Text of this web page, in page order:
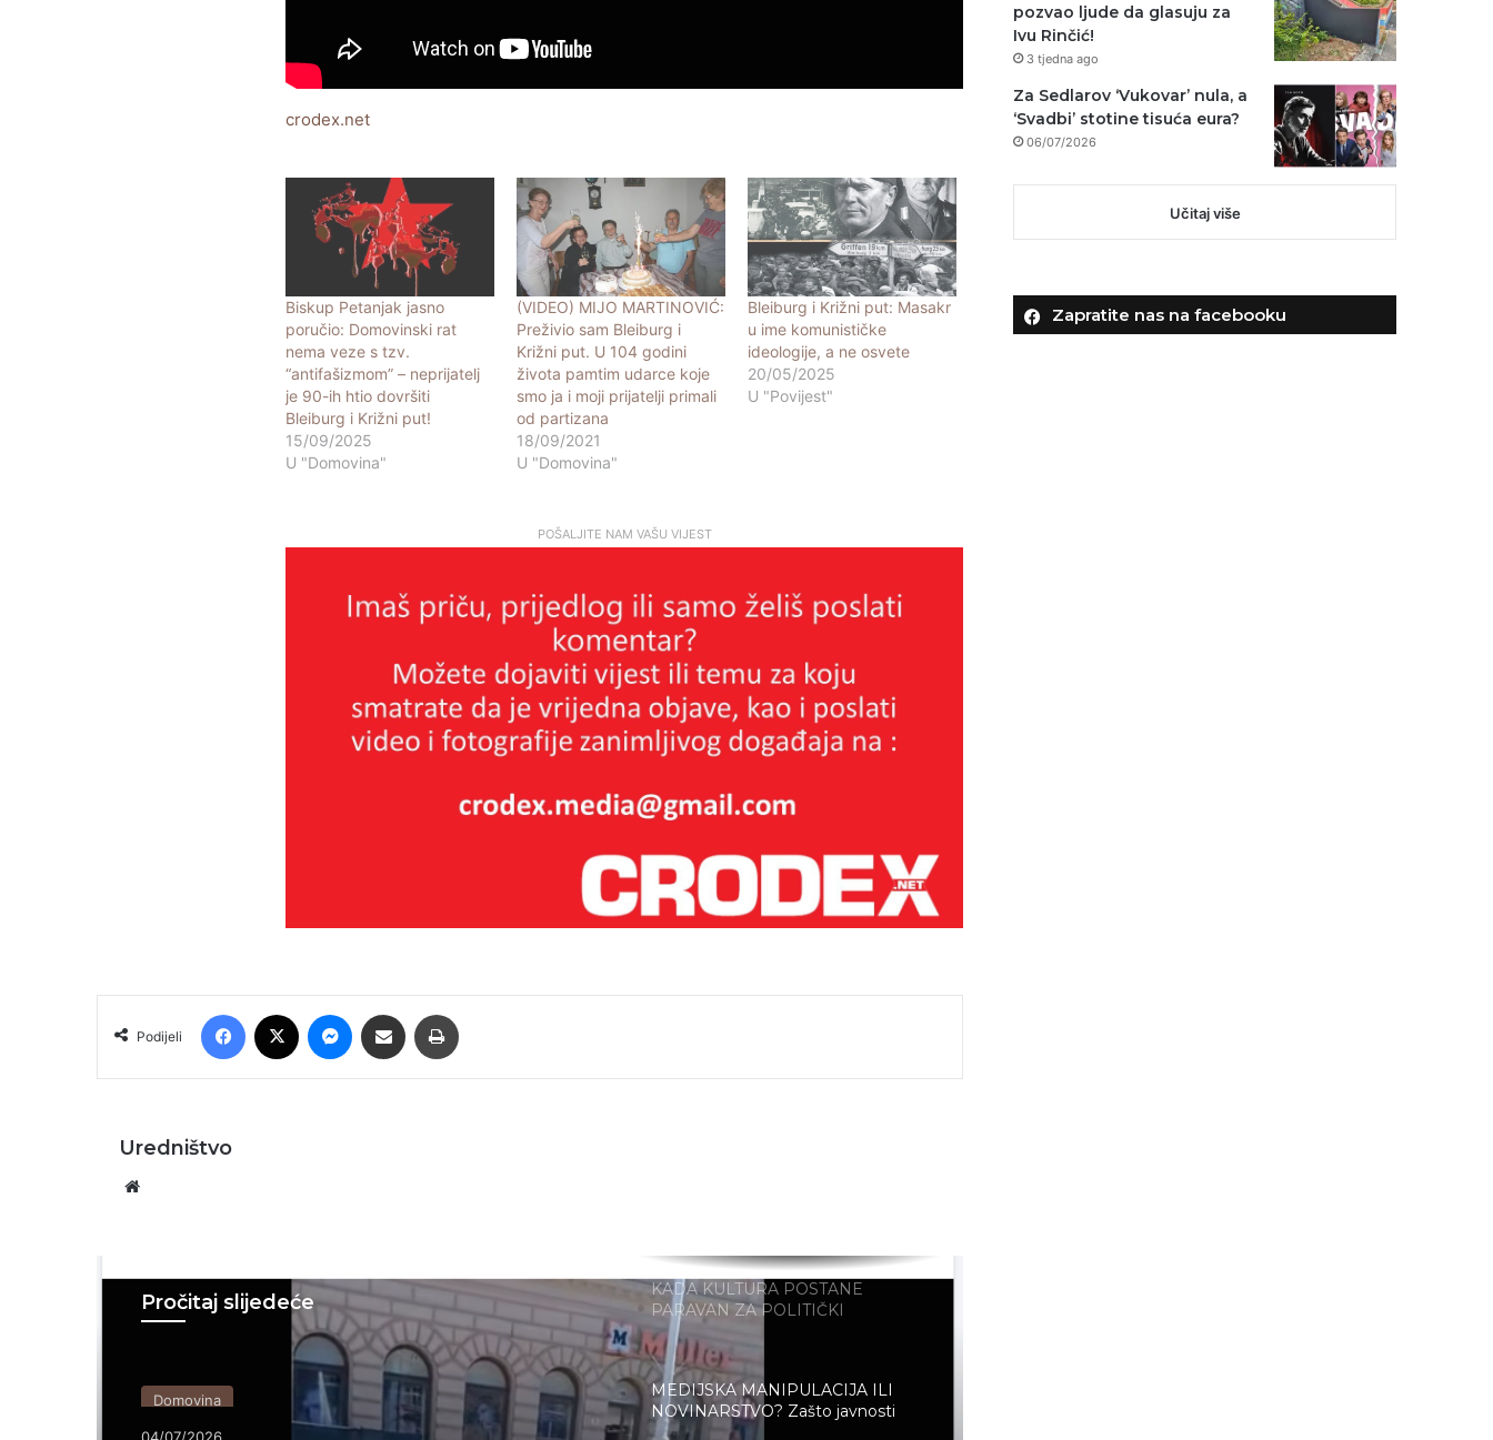
crodex.net
Biskup Petanjak jasno
poručio: Domovinski rat
nema veze s tzv.
“antifašizmom” – neprijatelj
je 90-ih htio dovršiti
Bleiburg i Križni put!
15/09/2025
U "Domovina"
(VIDEO) MIJO MARTINOVIĆ:
Preživio sam Bleiburg i
Križni put. U 104 godini
života pamtim udarce koje
smo ja i moji prijatelji primali
od partizana
18/09/2021
U "Domovina"
Bleiburg i Križni put: Masakr
u ime komunističke
ideologije, a ne osvete
20/05/2025
U "Povijest"
POŠALJITE NAM VAŠU VIJEST
Podijeli
Facebook Messenger
Podijeli putem E-maila
Uredništvo
Pročitaj slijedeće
Domovina
04/07/2026
Brutalan govor Troskota koji je
istinom pokosio HDZ-ovce i ljevicu
za sva vremena
LAŽNI JUBILEJ
Egipćanina otvara ozbiljna pitanja o
Grmoja nakon vala prijetnji od
bošnjačkih nacionalista: Ne mrzim
vas, ali ovakva politika vodi raspadu
KADA KULTURA POSTANE
PARAVAN ZA POLITIČKI
INŽENJERING: Kako je Možemo! u
Zagrebu upropastio sjajan projekt
za djecu
MEDIJSKA MANIPULACIJA ILI
NOVINARSTVO? Zašto javnosti
opet nije prikazana cijela istina o
pozvao ljude da glasuju za
Ivu Rinčić!
3 tjedna ago
Za Sedlarov ‘Vukovar’ nula, a
‘Svadbi’ stotine tisuća eura?
06/07/2026
Učitaj više
Zapratite nas na facebooku